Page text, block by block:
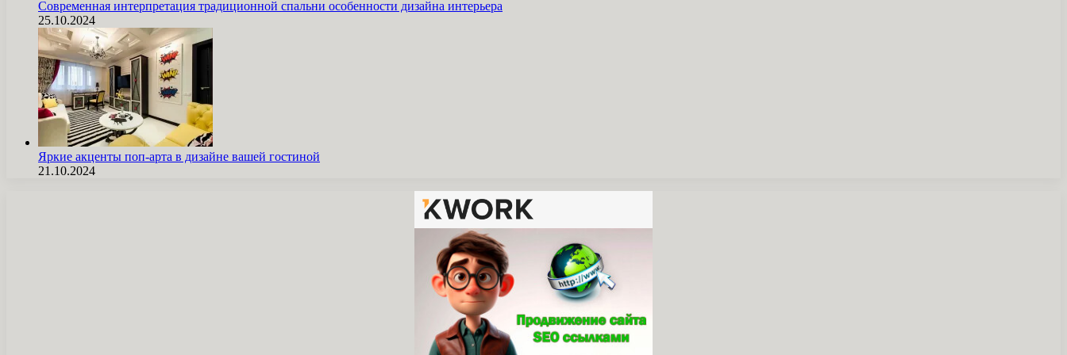
Современная интерпретация традиционной спальни особенности дизайна интерьера
25.10.2024
Яркие акценты поп-арта в дизайне вашей гостиной
21.10.2024